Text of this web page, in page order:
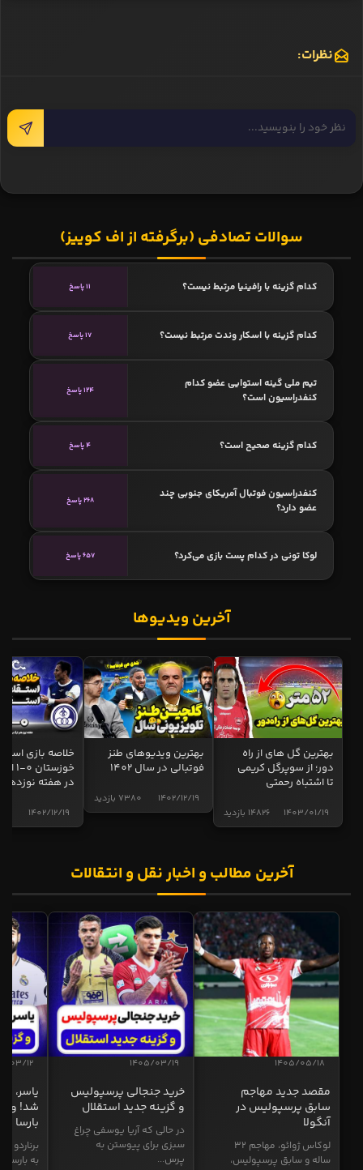
نظرات:
سوالات تصادفی (برگرفته از اف کوییز)
کدام گزینه با رافینیا مرتبط نیست؟ 11 پاسخ
کدام گزینه با اسکار وندت مرتبط نیست؟ 17 پاسخ
تیم ملی گینه استوایی عضو کدام
کنفدراسیون است؟
124 پاسخ
کدام گزینه صحیح است؟ 4 پاسخ
کنفدراسیون فوتبال آمریکای جنوبی چند
عضو دارد؟
268 پاسخ
لوکا تونی در کدام پست بازی می‌کرد؟ 657 پاسخ
آخرین ویدیوها
بهترین گل های از راه
دور؛ از سوپرگل کریمی
تا اشتباه رحمتی
14826 بازدید 1403/01/19
بهترین ویدیوهای طنز
فوتبالی در سال 1402
7380 بازدید 1402/12/19
خلاصه بازی
در هفته نوزدهم
1402/12/19
آخرین مطالب و اخبار نقل و انتقالات
1405/05/18
مقصد جدید مهاجم
سابق پرسپولیس در
آنگولا
لوکاس ژوائو، مهاجم ۳۲
ساله و سابق پرسپولیس،
1405/03/19
خرید جنجالی پرسپولیس
و گزینه جدید استقلال
در حالی که آریا یوسفی چراغ
سبزی برای پیوستن به
پرس...
03/12
یاسر،
شد! و
بارسا
برناردو
به بارسا